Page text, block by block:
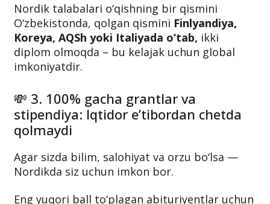
Nordik talabalari o‘qishning bir qismini
O‘zbekistonda, qolgan qismini Finlyandiya,
Koreya, AQSh yoki Italiyada o‘tab, ikki
diplom olmoqda – bu kelajak uchun global
imkoniyatdir.
💸 3. 100% gacha grantlar va
stipendiya: Iqtidor e’tibordan chetda
qolmaydi
Agar sizda bilim, salohiyat va orzu bo‘lsa —
Nordikda siz uchun imkon bor.
Eng yuqori ball to‘plagan abituriyentlar uchun